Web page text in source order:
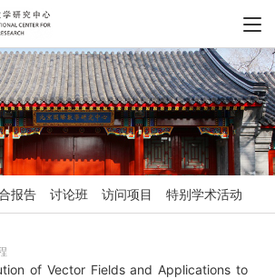
报告 讨论班 访问项目 特别学术活动
of Vector Fields and Applications to